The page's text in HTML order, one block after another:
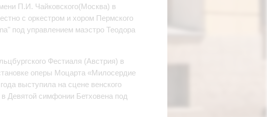
П.И. Чайковского(Москва) в
с оркестром и хором Пермского
под управлением маэстро Теодора
Фестиаля (Австрия) в
оперы Моцарта «Милосердие
выступила на сцене венского
Девятой симфонии Бетховена под